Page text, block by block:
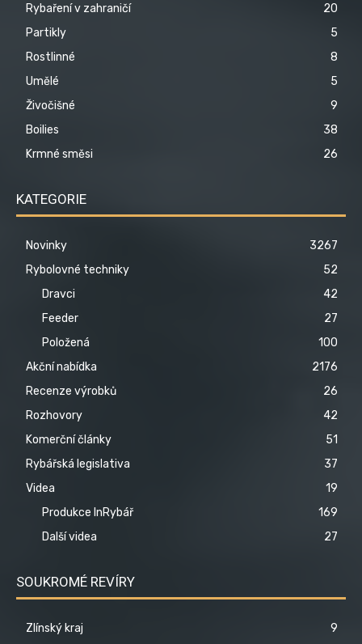
Rybaření v zahraničí
20
Partikly
5
Rostlinné
8
Umělé
5
Živočišné
9
Boilies
38
Krmné směsi
26
KATEGORIE
Novinky
3267
Rybolovné techniky
52
Dravci
42
Feeder
27
Položená
100
Akční nabídka
2176
Recenze výrobků
26
Rozhovory
42
Komerční články
51
Rybářská legislativa
37
Videa
19
Produkce InRybář
169
Další videa
27
SOUKROMÉ REVÍRY
Zlínský kraj
9